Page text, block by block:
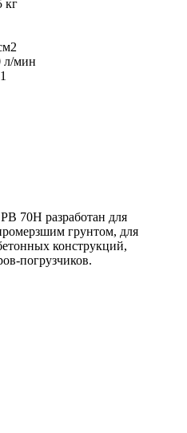
кг
л/мин
70H разработан для
грунтом, для
конструкций,
погрузчиков.